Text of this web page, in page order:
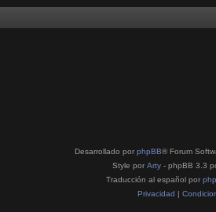
Desarrollado por phpBB® Forum
Style por Arty - phpBB 3.3
Traducción al español por
Privacidad |